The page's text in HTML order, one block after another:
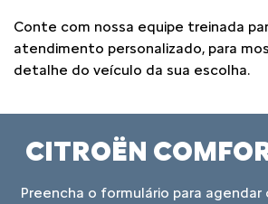
Conte com nossa equipe treinada
atendimento personalizado, para
detalhe do veículo da sua escolha.
CITROËN
Preencha o formulário para